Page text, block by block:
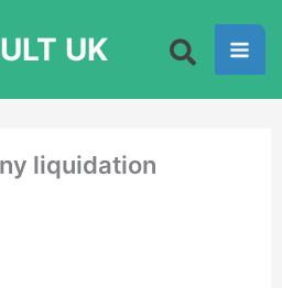
UK
liquidation